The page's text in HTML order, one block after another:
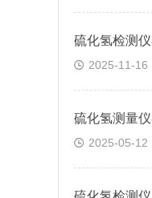
2025-11-16
2025-05-12